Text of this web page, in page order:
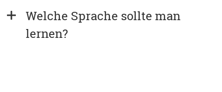
Welche Sprache sollte man
lernen?